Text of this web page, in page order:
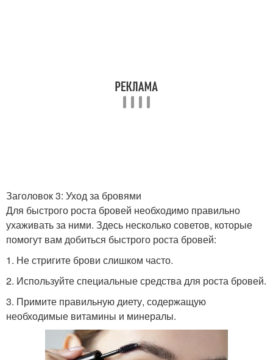
Заголовок 3: Уход за бровями
Для быстрого роста бровей необходимо правильно
ухаживать за ними. Здесь несколько советов, которые
помогут вам добиться быстрого роста бровей:
1. Не стригите брови слишком часто.
2. Используйте специальные средства для роста бровей.
3. Примите правильную диету, содержащую
необходимые витамины и минералы.